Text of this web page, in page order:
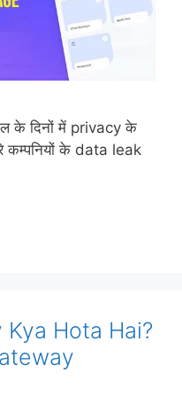
के दिनों में privacy के
कम्पनियों के data leak
Hota Hai?